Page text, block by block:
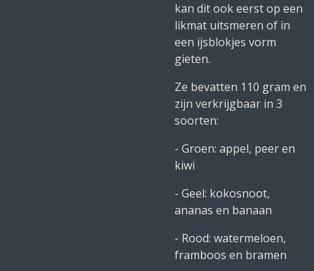
kan dit ook eerst op een
likmat uitsmeren of in
een ijsblokjes vorm
gieten.
Ze bevatten 110 gram en
zijn verkrijgbaar in 3
soorten:
- Groen: appel, peer en
kiwi
- Geel: kokosnoot,
ananas en banaan
- Rood: watermeloen,
framboos en bramen